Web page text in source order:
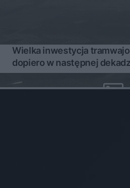
Wielka inwestycja
dopiero w następnej